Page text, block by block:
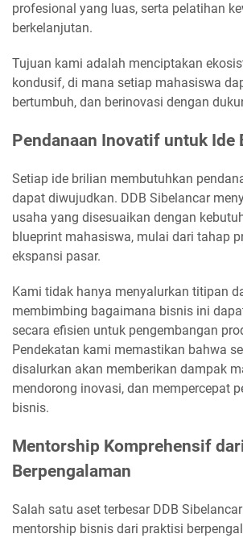
profesional yang luas, serta pelatihan
berkelanjutan.
Tujuan kami adalah menciptakan
kondusif, di mana setiap mahasiswa
bertumbuh, dan berinovasi dengan
Pendanaan Inovatif untuk Ide
Setiap ide brilian membutuhkan
dapat diwujudkan. DDB Sibelancar
usaha yang disesuaikan dengan
blueprint mahasiswa, mulai dari tahap
ekspansi pasar.
Kami tidak hanya menyalurkan titipan
membimbing bagaimana bisnis ini
secara efisien untuk pengembangan
Pendekatan kami memastikan bahwa
disalurkan akan memberikan dampak
mendorong inovasi, dan mempercepat
bisnis.
Mentorship Komprehensif
Berpengalaman
Salah satu aset terbesar DDB
mentorship bisnis dari praktisi